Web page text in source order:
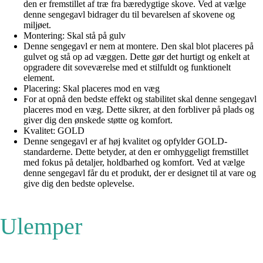
den er fremstillet af træ fra bæredygtige skove. Ved at vælge
denne sengegavl bidrager du til bevarelsen af skovene og
miljøet.
Montering: Skal stå på gulv
Denne sengegavl er nem at montere. Den skal blot placeres på
gulvet og stå op ad væggen. Dette gør det hurtigt og enkelt at
opgradere dit soveværelse med et stilfuldt og funktionelt
element.
Placering: Skal placeres mod en væg
For at opnå den bedste effekt og stabilitet skal denne sengegavl
placeres mod en væg. Dette sikrer, at den forbliver på plads og
giver dig den ønskede støtte og komfort.
Kvalitet: GOLD
Denne sengegavl er af høj kvalitet og opfylder GOLD-
standarderne. Dette betyder, at den er omhyggeligt fremstillet
med fokus på detaljer, holdbarhed og komfort. Ved at vælge
denne sengegavl får du et produkt, der er designet til at vare og
give dig den bedste oplevelse.
Ulemper